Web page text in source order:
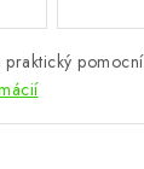
zmluvy